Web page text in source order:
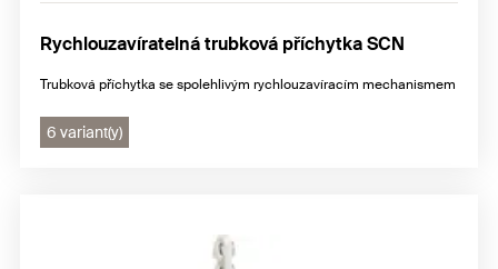
Rychlouzavíratelná trubková příchytka SCN
Trubková příchytka se spolehlivým rychlouzavíracím mechanismem
6 variant(y)